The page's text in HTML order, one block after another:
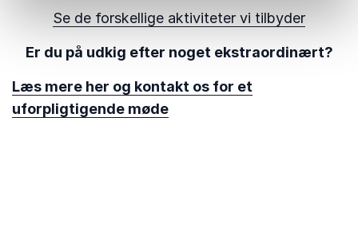
Se de forskellige aktiviteter vi tilbyder
Er du på udkig efter noget ekstraordinært?
Læs mere her og kontakt os for et
uforpligtigende møde